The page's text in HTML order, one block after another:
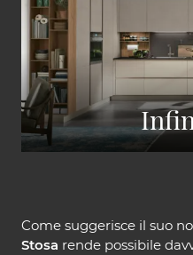
Come suggerisce il suo
Stosa rende possibile